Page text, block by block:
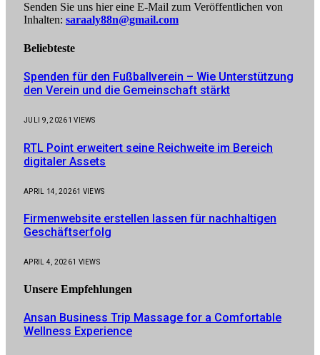
Senden Sie uns hier eine E-Mail zum Veröffentlichen von
Inhalten: saraaly88n@gmail.com
Beliebteste
Spenden für den Fußballverein – Wie Unterstützung
den Verein und die Gemeinschaft stärkt
JULI 9, 20261VIEWS
RTL Point erweitert seine Reichweite im Bereich
digitaler Assets
APRIL 14, 20261 VIEWS
Firmenwebsite erstellen lassen für nachhaltigen
Geschäftserfolg
APRIL 4, 20261 VIEWS
Unsere Empfehlungen
Ansan Business Trip Massage for a Comfortable
Wellness Experience